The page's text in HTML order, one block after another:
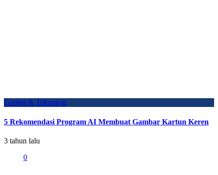
Gadget & Teknologi
5 Rekomendasi Program AI Membuat Gambar Kartun Keren
3 tahun lalu
0